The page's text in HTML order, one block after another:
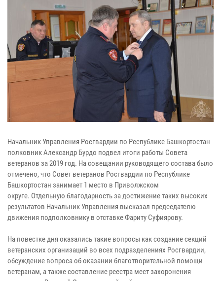
Начальник Управления Росгвардии по Республике Башкортостан
полковник Александр Бурдо подвел итоги работы Совета
ветеранов за 2019 год. На совещании руководящего состава было
отмечено, что Совет ветеранов Росгвардии по Республике
Башкортостан занимает 1 место в Приволжском
округе. Отдельную благодарность за достижение таких высоких
результатов Начальник Управления высказал председателю
движения подполковнику в отставке Фариту Суфиярову.
На повестке дня оказались такие вопросы как создание секций
ветеранских организаций во всех подразделениях Росгвардии,
обсуждение вопроса об оказании благотворительной помощи
ветеранам, а также составление реестра мест захоронения